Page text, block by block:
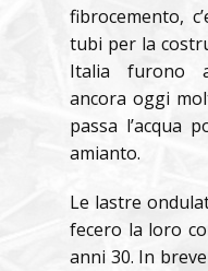
fibrocemento,
tubi per la
Italia furono
ancora oggi
passa l’acqua
amianto.
Le lastre
fecero la loro
anni 30. In